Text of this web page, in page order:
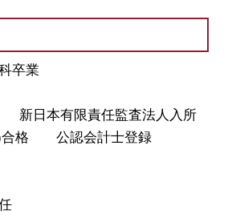
卒業
新日本有限責任監査法人入所
)合格 公認会計士登録